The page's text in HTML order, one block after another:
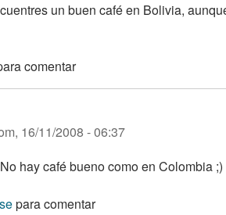
un buen café en Bolivia,
comentar
16/11/2008 - 06:37
hay café bueno como en Colombia ;)
para comentar